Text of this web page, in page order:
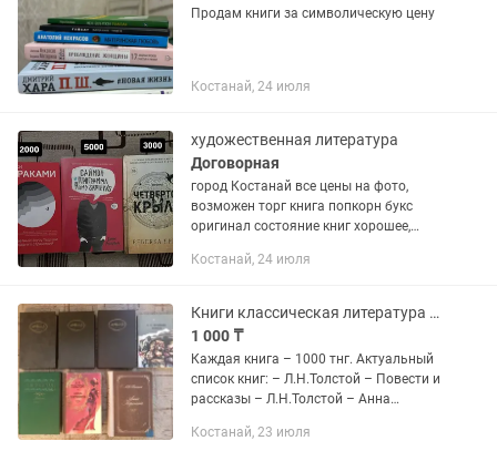
Продам книги за символическую цену
Костанай, 24 июля
художественная литература
Договорная
город Костанай все цены на фото,
возможен торг книга попкорн букс
оригинал состояние книг хорошее,
возможны личные встречи и отправка
Костанай, 24 июля
Книги классическая литература классика
1 000 ₸
Каждая книга – 1000 тнг. Актуальный
список книг: – Л.Н.Толстой – Повести и
рассказы – Л.Н.Толстой – Анна
– А.Н.Толстой – Сёстры,
Костанай, 23 июля